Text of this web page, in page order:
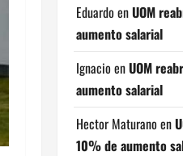
Eduardo enUOM
aumento salarial
Ignacio enUOM
aumento salarial
Hector Maturano en
10% de aumento